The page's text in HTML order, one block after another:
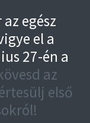
egész
el a
27-én a
az
első